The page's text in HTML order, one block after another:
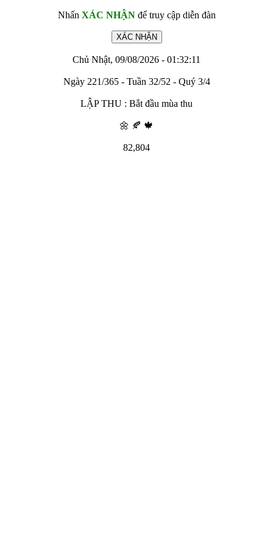
Nhấn XÁC NHẬNđể truy cập diễn đàn
Chủ Nhật, 09/08/2026 - 01:32:11
Ngày 221/365 - Tuần 32/52 - Quý 3/4
LẬP THU : Bắt đầu mùa thu
🌼 🍂 🍁
82,804